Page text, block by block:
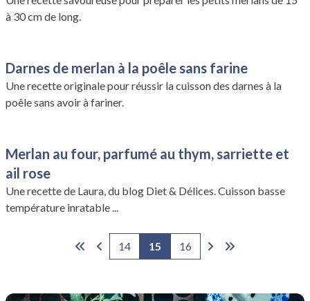
à 30 cm de long.
Darnes de merlan à la poêle sans farine
Une recette originale pour réussir la cuisson des darnes à la
poêle sans avoir à fariner.
Merlan au four, parfumé au thym, sarriette et
ail rose
Une recette de Laura, du blog Diet & Délices. Cuisson basse
température inratable ...
14 15 16